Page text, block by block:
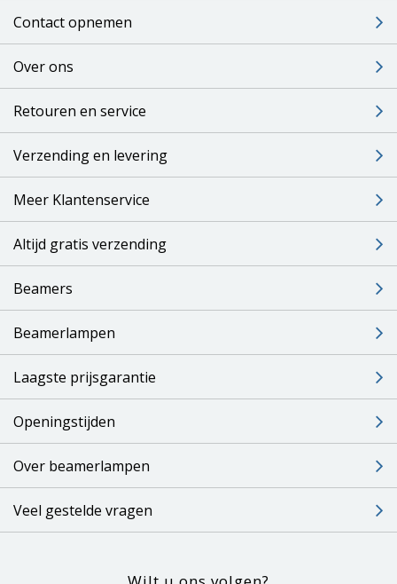
Contact opnemen
Over ons
Retouren en service
Verzending en levering
Meer Klantenservice
Altijd gratis verzending
Beamers
Beamerlampen
Laagste prijsgarantie
Openingstijden
Over beamerlampen
Veel gestelde vragen